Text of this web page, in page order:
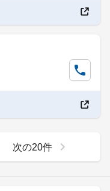
次の20件